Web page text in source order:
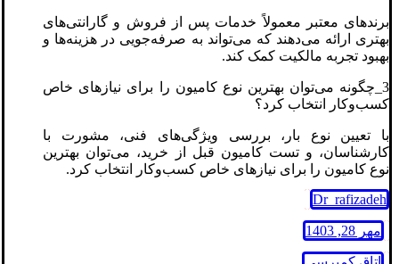
برندهای معتبر معمولاً خدمات پس از فروش و گارانتی‌های
بهتری ارائه می‌دهند که می‌تواند به صرفه‌جویی در هزینه‌ها و
بهبود تجربه مالکیت کمک کند.
3_چگونه می‌توان بهترین نوع کامیون را برای نیازهای خاص
کسب‌وکار انتخاب کرد؟
با تعیین نوع بار، بررسی ویژگی‌های فنی، مشورت با
کارشناسان، و تست کامیون قبل از خرید، می‌توان بهترین
نوع کامیون را برای نیازهای خاص کسب‌وکار انتخاب کرد.
Dr_rafizadeh
مهر 28, 1403